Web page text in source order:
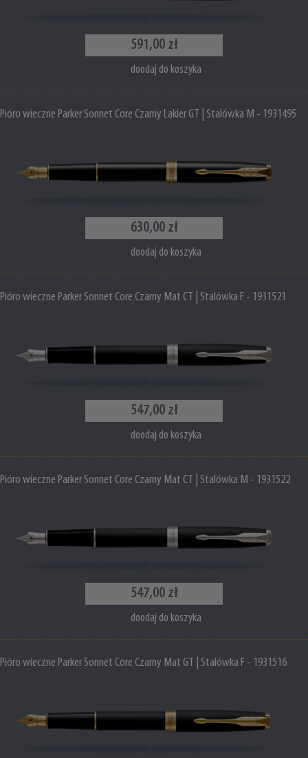
591,00 zł
doodaj do koszyka
Pióro wieczne Parker Sonnet Core Czarny Lakier GT | Stalówka M - 1931495
630,00 zł
doodaj do koszyka
Pióro wieczne Parker Sonnet Core Czarny Mat CT | Stalówka F - 1931521
547,00 zł
doodaj do koszyka
Pióro wieczne Parker Sonnet Core Czarny Mat CT | Stalówka M - 1931522
547,00 zł
doodaj do koszyka
Pióro wieczne Parker Sonnet Core Czarny Mat GT | Stalówka F - 1931516